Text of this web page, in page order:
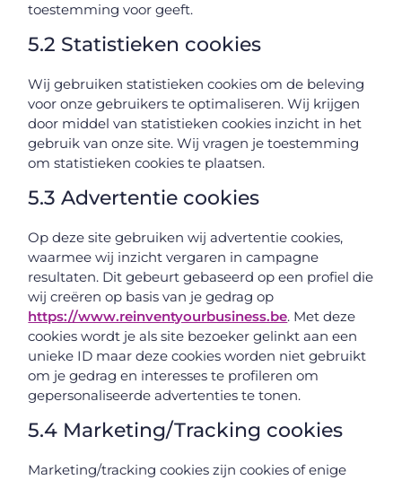
toestemming voor geeft.
5.2 Statistieken cookies
Wij gebruiken statistieken cookies om de beleving
voor onze gebruikers te optimaliseren. Wij krijgen
door middel van statistieken cookies inzicht in het
gebruik van onze site. Wij vragen je toestemming
om statistieken cookies te plaatsen.
5.3 Advertentie cookies
Op deze site gebruiken wij advertentie cookies,
waarmee wij inzicht vergaren in campagne
resultaten. Dit gebeurt gebaseerd op een profiel die
wij creëren op basis van je gedrag op
https://www.reinventyourbusiness.be. Met deze
cookies wordt je als site bezoeker gelinkt aan een
unieke ID maar deze cookies worden niet gebruikt
om je gedrag en interesses te profileren om
gepersonaliseerde advertenties te tonen.
5.4 Marketing/Tracking cookies
Marketing/tracking cookies zijn cookies of enige